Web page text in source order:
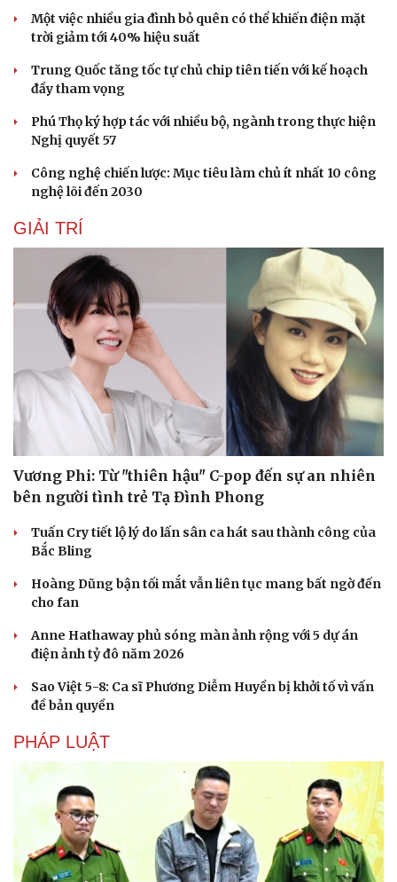
check-in
Đọc truyện đêm khuya
Cửa sổ tình yêu
Hạt giống tâm hồn
Một việc nhiều gia đình bỏ quên có thể khiến điện mặt
trời giảm tới 40% hiệu suất
Trung Quốc tăng tốc tự chủ chip tiên tiến với kế hoạch
đầy tham vọng
Phú Thọ ký hợp tác với nhiều bộ, ngành trong thực hiện
Nghị quyết 57
Công nghệ chiến lược: Mục tiêu làm chủ ít nhất 10 công
nghệ lõi đến 2030
GIẢI TRÍ
Vương Phi: Từ "thiên hậu" C-pop đến sự an nhiên
bên người tình trẻ Tạ Đình Phong
Tuấn Cry tiết lộ lý do lấn sân ca hát sau thành công của
Bắc Bling
Hoàng Dũng bận tối mắt vẫn liên tục mang bất ngờ đến
cho fan
Anne Hathaway phủ sóng màn ảnh rộng với 5 dự án
điện ảnh tỷ đô năm 2026
Sao Việt 5-8: Ca sĩ Phương Diễm Huyền bị khởi tố vì vấn
đề bản quyền
PHÁP LUẬT